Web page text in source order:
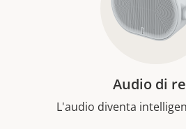
Audio di
L'audio diventa